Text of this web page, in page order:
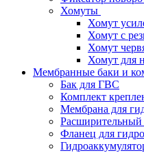
Хомуты
Хомут
Хомут с
Хомут
Хомут для
Мембранные баки и
Бак для ГВС
Комплект
Мембрана для
Расширительный
Фланец для